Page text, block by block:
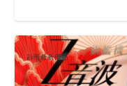
診所最新優惠